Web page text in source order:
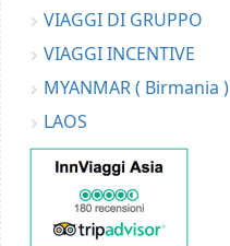
VIAGGI DI GRUPPO
VIAGGI INCENTIVE
MYANMAR ( Birmania )
LAOS